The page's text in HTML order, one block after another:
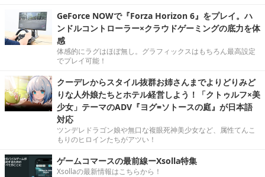
GeForce NOWで『Forza Horizon 6』をプレイ。ハ
ンドルコントローラー×クラウドゲーミングの底力を体
感
体感的にラグはほぼ無し。グラフィックスはもちろん最高設定
でプレイ可能！
クーデレからスタイル抜群お姉さんまでよりどりみど
りな人外娘たちとホテル経営しよう！「クトゥルフ×美
少女」テーマのADV『ヨグ=ソトースの庭』が日本語
対応
ツンデレドラゴン娘や無口な複眼死神美少女など、属性てんこ
もりのヒロインたちがアツい！
ゲームコマースの最前線ーXsolla特集
Xsollaの最新情報はこちらから！